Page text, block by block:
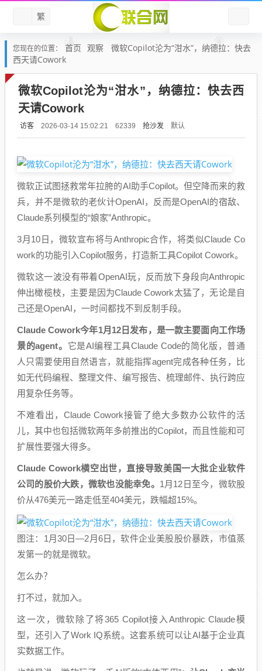
繁
您现在的位置： 首页 观察
微软Copilot沦为“泔水”，纳德拉：快去
西天请Cowork
微软Copilot沦为“泔水”，纳德拉：快去西
天请Cowork
访客 2026-03-14 15:02:21 62339 抢沙发 默认
微软正试图拯救常年拉胯的AI助手Copilot。但空降而来的救
兵，并不是微软的老伙计OpenAI，反而是OpenAI的宿敌、
Claude系列模型的“娘家”Anthropic。
3月10日，微软宣布将与Anthropic合作，将类似Claude Co
work的功能引入Copilot服务，打造新工具Copilot Cowork。
微软这一波没有带着OpenAI玩，反而放下身段向Anthropic
伸出橄榄枝，主要是因为Claude Cowork太猛了，无论是自
己还是OpenAI，一时间都找不到反制手段。
Claude Cowork今年1月12日发布，是一款主要面向工作场
景的agent。 它是AI编程工具Claude Code的简化版，普通
人只需要使用自然语言，就能指挥agent完成各种任务，比
如无代码编程、整理文件、编写报告、梳理邮件、执行跨应
用复杂任务等。
不难看出，Claude Cowork接管了绝大多数办公软件的活
儿，其中也包括微软两年多前推出的Copilot，而且性能和可
扩展性要强大得多。
Claude Cowork横空出世，直接导致美国一大批企业软件
公司的股价大跌，微软也没能幸免。 1月12日至今，微软股
价从476美元一路走低至404美元，跌幅超15%。
图注：1月30日—2月6日，软件企业美股股价暴跌，市值蒸
发第一的就是微软。
怎么办？
打不过，就加入。
这一次，微软除了将365 Copilot接入Anthropic Claude模
型，还引入了Work IQ系统。这套系统可以让AI基于企业真
实数据工作。